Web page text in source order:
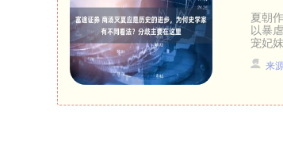
夏朝
以暴
宠妃
来